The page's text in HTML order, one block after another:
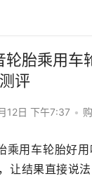
轮胎乘用车
评
12日 下午7:37 •
乘用车轮胎好
让结果直接说